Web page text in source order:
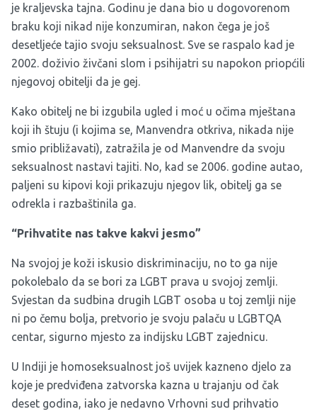
je kraljevska tajna. Godinu je dana bio u dogovorenom
braku koji nikad nije konzumiran, nakon čega je još
desetljeće tajio svoju seksualnost. Sve se raspalo kad je
2002. doživio živčani slom i psihijatri su napokon priopćili
njegovoj obitelji da je gej.
Kako obitelj ne bi izgubila ugled i moć u očima mještana
koji ih štuju (i kojima se, Manvendra otkriva, nikada nije
smio približavati), zatražila je od Manvendre da svoju
seksualnost nastavi tajiti. No, kad se 2006. godine autao,
paljeni su kipovi koji prikazuju njegov lik, obitelj ga se
odrekla i razbaštinila ga.
“Prihvatite nas takve kakvi jesmo”
Na svojoj je koži iskusio diskriminaciju, no to ga nije
pokolebalo da se bori za LGBT prava u svojoj zemlji.
Svjestan da sudbina drugih LGBT osoba u toj zemlji nije
ni po čemu bolja, pretvorio je svoju palaču u LGBTQA
centar, sigurno mjesto za indijsku LGBT zajednicu.
U Indiji je homoseksualnost još uvijek kazneno djelo za
koje je predviđena zatvorska kazna u trajanju od čak
deset godina, iako je nedavno Vrhovni sud prihvatio